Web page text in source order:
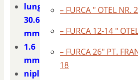
lungime
30.6
mm.
1.6
mm.
niplu
– FURCA ″ OTEL NR.
– FURCA 12-14 ″
– FURCA 26″ PT.
18